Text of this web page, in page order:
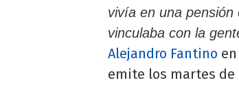
vivía en una
vinculaba con la
Alejandro Fantino
emite los martes de